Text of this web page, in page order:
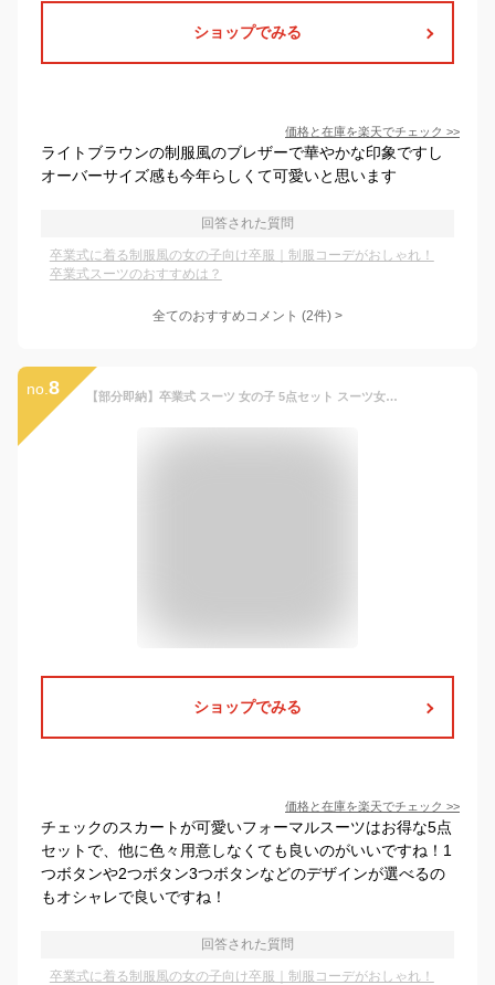
ショップでみる
価格と在庫を楽天でチェック >>
ライトブラウンの制服風のブレザーで華やかな印象ですし
オーバーサイズ感も今年らしくて可愛いと思います
回答された質問
卒業式に着る制服風の女の子向け卒服｜制服コーデがおしゃれ！
卒業式スーツのおすすめは？
全てのおすすめコメント (2件) >
no. 8 【部分即納】卒業式 スーツ 女の子 5点セット スーツ女の子 フォーマルスーツ 子供スーツ jk制服 高校生 小学生 小学校 XS S M L XL XXL 150 160 キッズ ジャケット ブラウス チェックスカート フォーマル 制服 リボン 中学生 スカート
ショップでみる
価格と在庫を楽天でチェック >>
チェックのスカートが可愛いフォーマルスーツはお得な5点
セットで、他に色々用意しなくても良いのがいいですね！1
つボタンや2つボタン3つボタンなどのデザインが選べるの
もオシャレで良いですね！
回答された質問
卒業式に着る制服風の女の子向け卒服｜制服コーデがおしゃれ！